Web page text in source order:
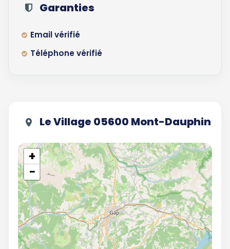
Garanties
Email vérifié
Téléphone vérifié
Le Village 05600 Mont-Dauphin
+
−